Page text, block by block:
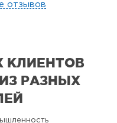
отзывов
КЛИЕНТОВ
ИЗ РАЗНЫХ